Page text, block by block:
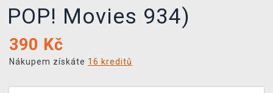
POP! Movies 934)
390 Kč
Nákupem získáte 16 kreditů